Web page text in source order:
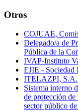
Otros
COJUAE,
Delegado/a de
Pública de la
IVAP-Instituto
EJIE - Sociedad
ITELAZPI, S.A.
Sistema interno
de protección de
sector público